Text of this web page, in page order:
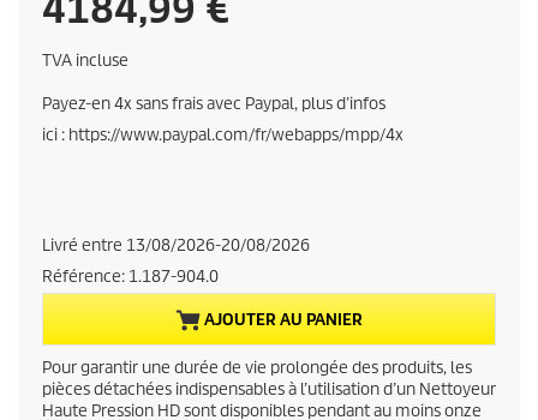
u
r
r
n
t
p
r
TVA incluse
Payez-en 4x sans frais avec Paypal, plus d’infos
ici : https://www.paypal.com/fr/webapps/mpp/4x
Livré entre 13/08/2026-20/08/2026
Référence: 1.187-904.0
AJOUTER AU PANIER
Pour garantir une durée de vie prolongée des produits, les
pièces détachées indispensables à l’utilisation d’un Nettoyeur
Haute Pression HD sont disponibles pendant au moins onze